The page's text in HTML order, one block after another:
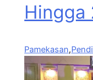
Hingga
Pamekasan,